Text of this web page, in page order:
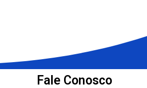
Fale Conosco